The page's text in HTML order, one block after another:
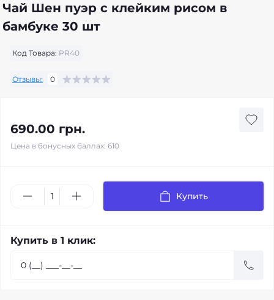
Чай Шен пуэр с клейким рисом в
бамбуке 30 шт
Код Товара: PR40
Отзывы: 0
690.00 грн.
Цена в бонусных баллах: 610
Купить
Купить в 1 клик: